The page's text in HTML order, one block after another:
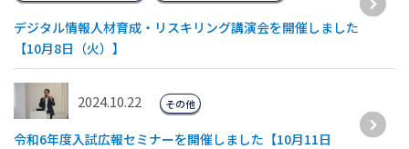
デジタル情報人材育成・リスキリング講演会を開催しました
【10月8日（火）】
2024.10.22
令和6年度入試広報セミナーを開催しました【10月11日
その他